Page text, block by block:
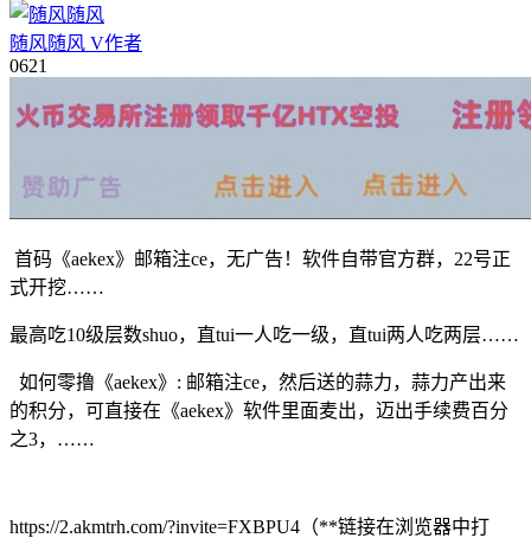
随风随风 V作者
0621
首码《aekex》邮箱注ce，无广告！软件自带官方群，22号正
式开挖……
最高吃10级层数shuo，直tui一人吃一级，直tui两人吃两层……
如何零撸《aekex》: 邮箱注ce，然后送的蒜力，蒜力产出来
的积分，可直接在《aekex》软件里面麦出，迈出手续费百分
之3，……
https://2.akmtrh.com/?invite=FXBPU4（**链接在浏览器中打